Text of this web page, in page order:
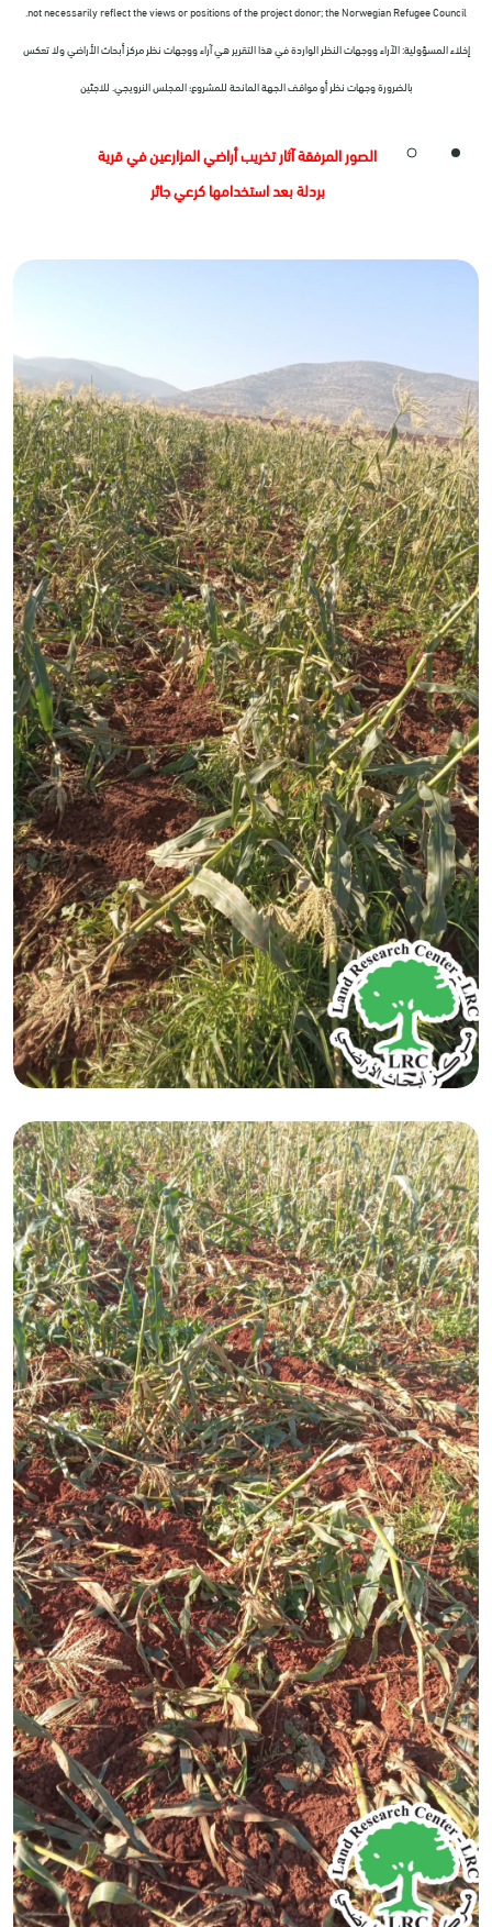
not necessarily reflect the views or positions of the project donor; the Norwegian Refugee Council.
إخلاء المسؤولية: الآراء ووجهات النظر الواردة في هذا التقرير هي آراء ووجهات نظر مركز أبحاث الأراضي ولا تعكس
بالضرورة وجهات نظر أو مواقف الجهة المانحة للمشروع؛ المجلس النرويجي. للاجئين
الصور المرفقة آثار تخريب أراضي المزارعين في قرية
بردلة بعد استخدامها كرعي جائر